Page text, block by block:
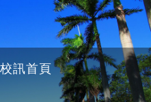
訊首頁